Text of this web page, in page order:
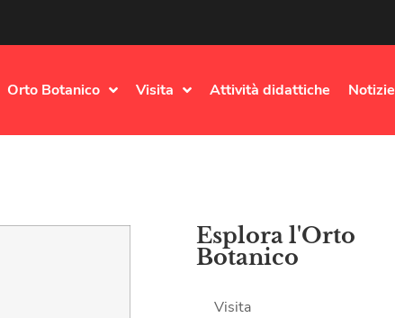
Orto Botanico Visita Attività didattiche Notizie
Esplora l'Orto
Botanico
Visita